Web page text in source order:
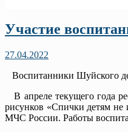
Участие
27.04.2022
Воспитанники Шуйского
В апреле текущего года
рисунков «Спички детям не
МЧС России. Работы